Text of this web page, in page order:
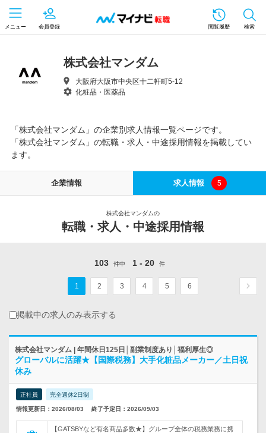
メニュー 会員登録 閲覧履歴 検索
株式会社マンダム
大阪府大阪市中央区十二軒町5-12
化粧品・医薬品
「株式会社マンダム」の企業別求人情報一覧ページです。
「株式会社マンダム」の転職・求人・中途採用情報を掲載してい
ます。
企業情報 求人情報 5
株式会社マンダムの
転職・求人・中途採用情報
103 件中 1 - 20 件
1 2 3 4 5 6
掲載中の求人のみ表示する
株式会社マンダム | 年間休日125日│副業制度あり│福利厚生◎
グローバルに活躍★【国際税務】大手化粧品メーカー／土日祝
休み
正社員 完全週休2日制
情報更新日：2026/08/03 終了予定日：2026/09/03
【GATSBYなど有名商品多数★】グループ全体の税務業務に携